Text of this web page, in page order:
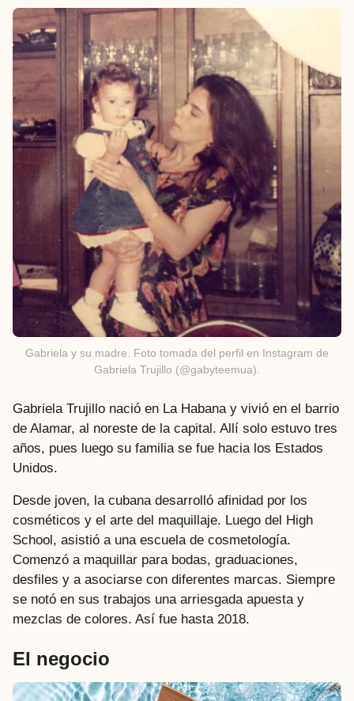
Gabriela y su madre. Foto tomada del perfil en Instagram de
Gabriela Trujillo (@gabyteemua).
Gabriela Trujillo nació en La Habana y vivió en el barrio
de Alamar, al noreste de la capital. Allí solo estuvo tres
años, pues luego su familia se fue hacia los Estados
Unidos.
Desde joven, la cubana desarrolló afinidad por los
cosméticos y el arte del maquillaje. Luego del High
School, asistió a una escuela de cosmetología.
Comenzó a maquillar para bodas, graduaciones,
desfiles y a asociarse con diferentes marcas. Siempre
se notó en sus trabajos una arriesgada apuesta y
mezclas de colores. Así fue hasta 2018.
El negocio